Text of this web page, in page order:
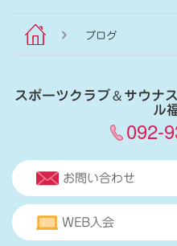
ブログ
スポーツクラブ＆サウナ
ル
092-
お問い合わせ
WEB入会